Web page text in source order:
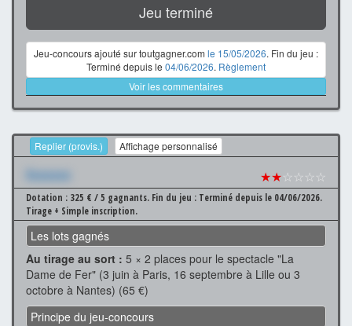
Jeu terminé
Jeu-concours ajouté sur toutgagner.com le 15/05/2026. Fin du jeu :
Terminé depuis le 04/06/2026. Règlement
Voir les commentaires
Replier (provis.) Affichage personnalisé
Xxxxxxx ★★☆☆☆☆
Dotation : 325 € / 5 gagnants. Fin du jeu : Terminé depuis le 04/06/2026.
Tirage + Simple inscription.
Les lots gagnés
Au tirage au sort : 5 × 2 places pour le spectacle "La
Dame de Fer" (3 juin à Paris, 16 septembre à Lille ou 3
octobre à Nantes) (65 €)
Principe du jeu-concours